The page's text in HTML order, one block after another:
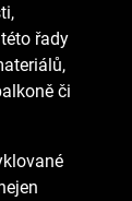
řady
či